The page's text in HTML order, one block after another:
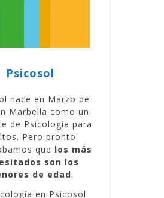
Psicosol
nace en Marzo de
Marbella como un
de Psicología para
Pero pronto
que los más
son los
de edad.
en Psicosol